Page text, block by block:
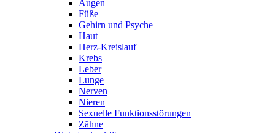
Augen
Füße
Gehirn und Psyche
Haut
Herz-Kreislauf
Krebs
Leber
Lunge
Nerven
Nieren
Sexuelle Funktionsstörungen
Zähne